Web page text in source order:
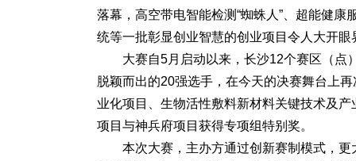
落幕，高空带电智能检测“蜘蛛人”、超能健
统等一批彰显创业智慧的创业项目令人大开眼
大赛自5月启动以来，长沙12个赛区（点
脱颖而出的20强选手，在今天的决赛舞台上
业化项目、生物活性敷料新材料关键技术及
项目与神兵府项目获得专项组特别奖。
本次大赛，主办方通过创新赛制模式，